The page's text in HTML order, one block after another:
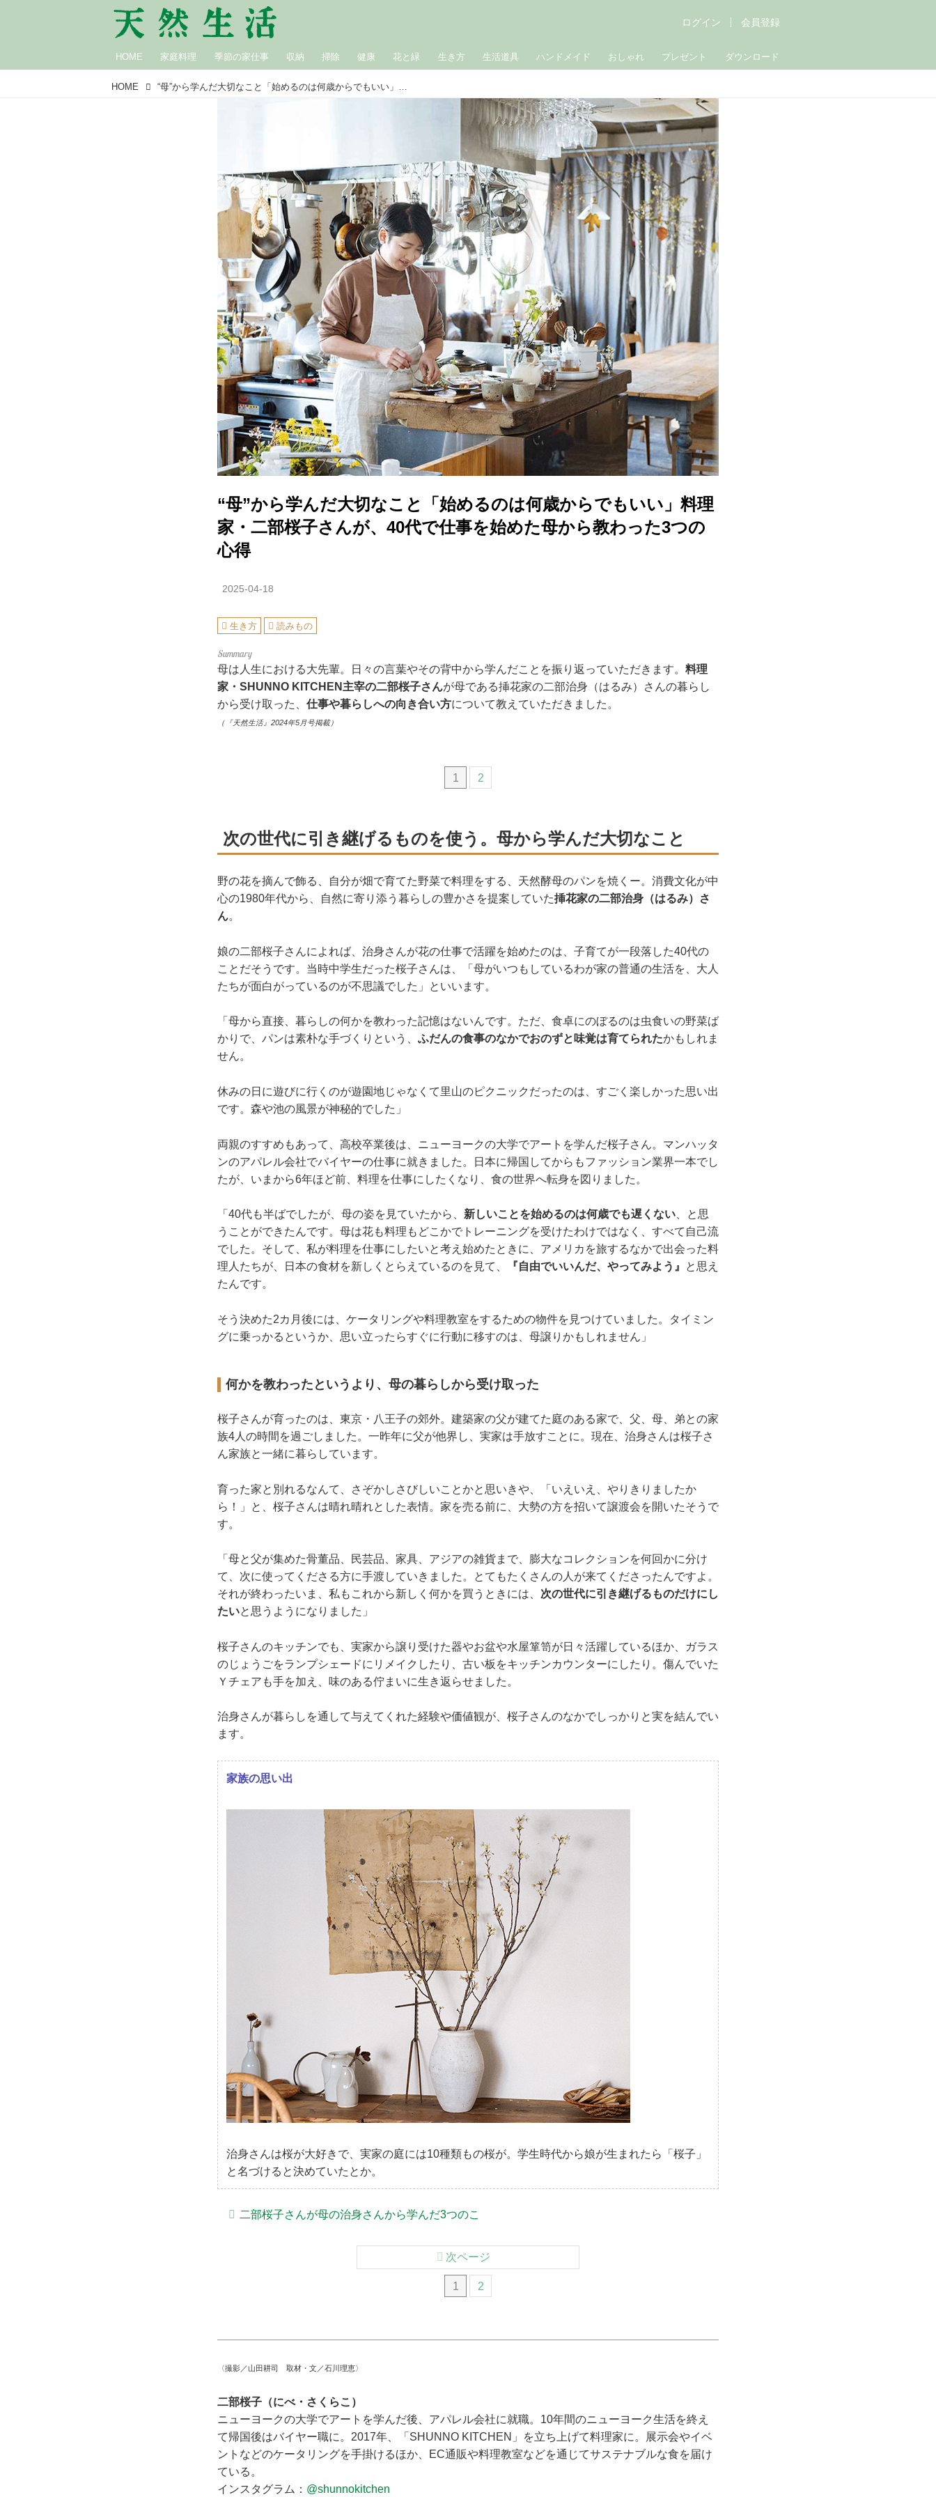
HOME 家庭料理 季節の家仕事 収納 掃除 健康 花と緑 生き方 生活道具 ハンドメイド おしゃれ プレゼント ダウンロード
ログイン 会員登録
HOME “母”から学んだ大切なこと「始めるのは何歳からでもいい」料理家・二部桜子さんが、40代で仕事を始めた母から教わった3つの心得
“母”から学んだ大切なこと「始めるのは何歳からでもいい」料理
家・二部桜子さんが、40代で仕事を始めた母から教わった3つの
心得
2025-04-18
生き方 読みもの
母は人生における大先輩。日々の言葉やその背中から学んだことを振り返っていただきます。 料理
家・SHUNNO KITCHEN主宰の二部桜子さんが母である挿花家の二部治身（はるみ）さんの暮らし
から受け取った、 仕事や暮らしへの向き合い方について教えていただきました。
（『天然生活』2024年5月号掲載）
1 2
次の世代に引き継げるものを使う。母から学んだ大切なこと
野の花を摘んで飾る、自分が畑で育てた野菜で料理をする、天然酵母のパンを焼くー。消費文化が中
心の1980年代から、自然に寄り添う暮らしの豊かさを提案していた挿花家の二部治身（はるみ）さ
ん。
娘の二部桜子さんによれば、治身さんが花の仕事で活躍を始めたのは、子育てが一段落した40代の
ことだそうです。当時中学生だった桜子さんは、「母がいつもしているわが家の普通の生活を、大人
たちが面白がっているのが不思議でした」といいます。
「母から直接、暮らしの何かを教わった記憶はないんです。ただ、食卓にのぼるのは虫食いの野菜ば
かりで、パンは素朴な手づくりという、 ふだんの食事のなかでおのずと味覚は育てられたかもしれま
せん。
休みの日に遊びに行くのが遊園地じゃなくて里山のピクニックだったのは、すごく楽しかった思い出
です。森や池の風景が神秘的でした」
両親のすすめもあって、高校卒業後は、ニューヨークの大学でアートを学んだ桜子さん。マンハッタ
ンのアパレル会社でバイヤーの仕事に就きました。日本に帰国してからもファッション業界一本でし
たが、いまから6年ほど前、料理を仕事にしたくなり、食の世界へ転身を図りました。
「40代も半ばでしたが、母の姿を見ていたから、 新しいことを始めるのは何歳でも遅くない 、と思
うことができたんです。母は花も料理もどこかでトレーニングを受けたわけではなく、すべて自己流
でした。そして、私が料理を仕事にしたいと考え始めたときに、アメリカを旅するなかで出会った料
理人たちが、日本の食材を新しくとらえているのを見て、
『自由でいいんだ、やってみよう』
と思え
たんです。
そう決めた2カ月後には、ケータリングや料理教室をするための物件を見つけていました。タイミン
グに乗っかるというか、思い立ったらすぐに行動に移すのは、母譲りかもしれません」
何かを教わったというより、母の暮らしから受け取った
桜子さんが育ったのは、東京・八王子の郊外。建築家の父が建てた庭のある家で、父、母、弟との家
族4人の時間を過ごしました。一昨年に父が他界し、実家は手放すことに。現在、治身さんは桜子さ
ん家族と一緒に暮らしています。
育った家と別れるなんて、さぞかしさびしいことかと思いきや、「いえいえ、やりきりましたか
ら！」と、桜子さんは晴れ晴れとした表情。家を売る前に、大勢の方を招いて譲渡会を開いたそうで
す。
「母と父が集めた骨董品、民芸品、家具、アジアの雑貨まで、膨大なコレクションを何回かに分け
て、次に使ってくださる方に手渡していきました。とてもたくさんの人が来てくださったんですよ。
それが終わったいま、私もこれから新しく何かを買うときには、 次の世代に引き継げるものだけにし
たいと思うようになりました」
桜子さんのキッチンでも、実家から譲り受けた器やお盆や水屋箪笥が日々活躍しているほか、ガラス
のじょうごをランプシェードにリメイクしたり、古い板をキッチンカウンターにしたり。傷んでいた
Ｙチェアも手を加え、味のある佇まいに生き返らせました。
治身さんが暮らしを通して与えてくれた経験や価値観が、桜子さんのなかでしっかりと実を結んでい
ます。
家族の思い出
治身さんは桜が大好きで、実家の庭には10種類もの桜が。学生時代から娘が生まれたら「桜子」
と名づけると決めていたとか。
二部桜子さんが母の治身さんから学んだ3つのこ
1 2
次ページ
〈撮影／山田耕司 取材・文／石川理恵〉
二部桜子（にべ・さくらこ）
ニューヨークの大学でアートを学んだ後、アパレル会社に就職。10年間のニューヨーク生活を終え
て帰国後はバイヤー職に。2017年、「SHUNNO KITCHEN」を立ち上げて料理家に。展示会やイベ
ントなどのケータリングを手掛けるほか、EC通販や料理教室などを通じてサステナブルな食を届け
ている。
インスタグラム： @shunnokitchen